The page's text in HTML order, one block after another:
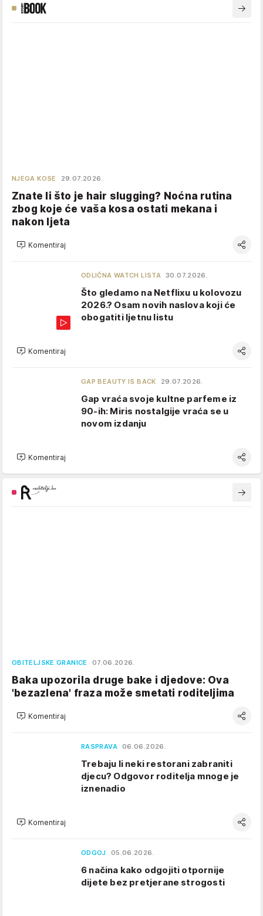
NJEGA KOSE 29.07.2026.
Znate li što je hair slugging? Noćna rutina
zbog koje će vaša kosa ostati mekana i
nakon ljeta
Komentiraj
ODLIČNA WATCH LISTA 30.07.2026.
Što gledamo na Netflixu u kolovozu
2026.? Osam novih naslova koji će
obogatiti ljetnu listu
Komentiraj
GAP BEAUTY IS BACK 29.07.2026.
Gap vraća svoje kultne parfeme iz
90-ih: Miris nostalgije vraća se u
novom izdanju
Komentiraj
OBITELJSKE GRANICE 07.06.2026.
Baka upozorila druge bake i djedove: Ova
'bezazlena' fraza može smetati roditeljima
Komentiraj
RASPRAVA 06.06.2026.
Trebaju li neki restorani zabraniti
djecu? Odgovor roditelja mnoge je
iznenadio
Komentiraj
ODGOJ 05.06.2026.
6 načina kako odgojiti otpornije
dijete bez pretjerane strogosti